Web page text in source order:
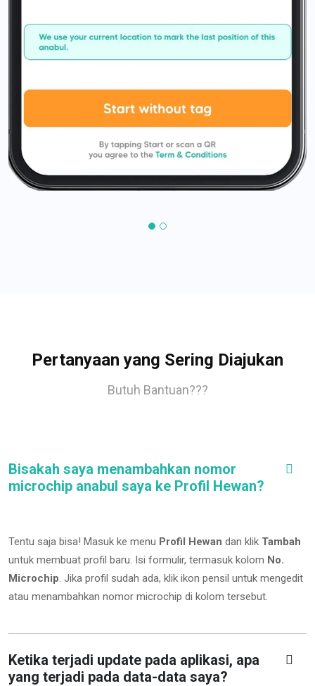
Pertanyaan yang Sering Diajukan
Butuh Bantuan???
Bisakah saya menambahkan nomor
microchip anabul saya ke Profil Hewan?
Tentu saja bisa! Masuk ke menu Profil Hewan dan klik Tambah
untuk membuat profil baru. Isi formulir, termasuk kolom No.
Microchip. Jika profil sudah ada, klik ikon pensil untuk mengedit
atau menambahkan nomor microchip di kolom tersebut.
Ketika terjadi update pada aplikasi, apa
yang terjadi pada data-data saya?